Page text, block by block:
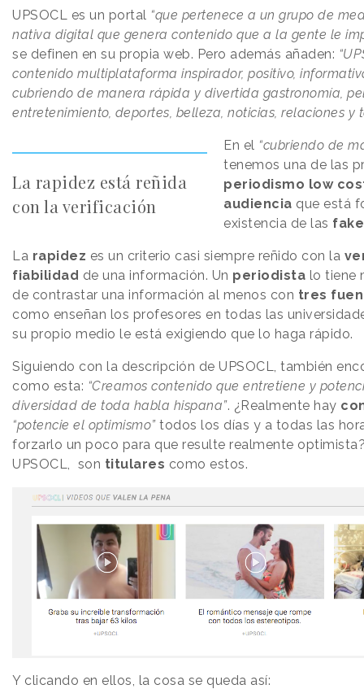
UPSOCL es un portal “que pertenece a un grupo de
nativa digital que genera contenido que a la gente le
se definen en su propia web. Pero además añaden:
contenido multiplataforma inspirador, positivo,
cubriendo de manera rápida y divertida gastronomía,
entretenimiento, deportes, belleza, noticias, relaciones y
La rapidez está reñida
con la verificación
En el “cubriendo de
tenemos una de las
periodismo low
audiencia que está
existencia de las
La rapidez es un criterio casi siempre reñido con la
fiabilidad de una información. Un periodista lo tiene
de contrastar una información al menos con tres
como enseñan los profesores en todas las
su propio medio le está exigiendo que lo haga rápido.
Siguiendo con la descripción de UPSOCL, también
como esta: “Creamos contenido que entretiene y
diversidad de toda habla hispana”. ¿Realmente hay
“potencie el optimismo”todos los días y a todas las
forzarlo un poco para que resulte realmente
UPSOCL, son titulares como estos.
Y clicando en ellos, la cosa se queda así: